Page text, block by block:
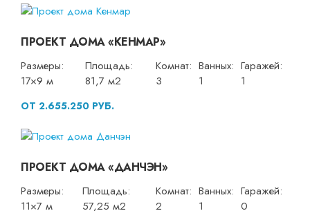
ПРОЕКТ ДОМА «КЕНМАР»
Размеры:
17×9 м
Площадь:
81,7 м2
Комнат:
3
Ванных:
1
Гаражей:
1
ОТ 2.655.250 РУБ.
ПРОЕКТ ДОМА «ДАНЧЭН»
Размеры:
11×7 м
Площадь:
57,25 м2
Комнат:
2
Ванных:
1
Гаражей:
0